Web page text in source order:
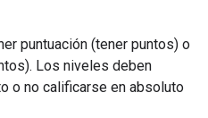
puntuación (tener puntos) o
Los niveles deben
o no calificarse en absoluto